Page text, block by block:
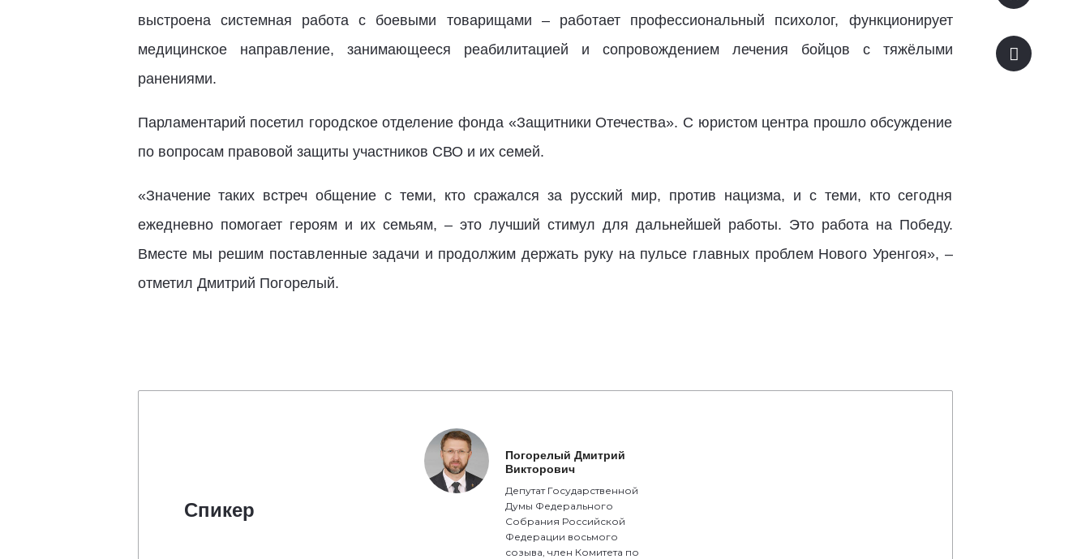
выстроена системная работа с боевыми товарищами – работает профессиональный психолог, функционирует
медицинское направление, занимающееся реабилитацией и сопровождением лечения бойцов с тяжёлыми
ранениями.
Парламентарий посетил городское отделение фонда «Защитники Отечества». С юристом центра прошло обсуждение
по вопросам правовой защиты участников СВО и их семей.
«Значение таких встреч общение с теми, кто сражался за русский мир, против нацизма, и с теми, кто сегодня
ежедневно помогает героям и их семьям, – это лучший стимул для дальнейшей работы. Это работа на Победу.
Вместе мы решим поставленные задачи и продолжим держать руку на пульсе главных проблем Нового Уренгоя», –
отметил Дмитрий Погорелый.
Спикер
Погорелый Дмитрий
Викторович
Депутат Государственной
Думы Федерального
Собрания Российской
Федерации восьмого
созыва, член Комитета по